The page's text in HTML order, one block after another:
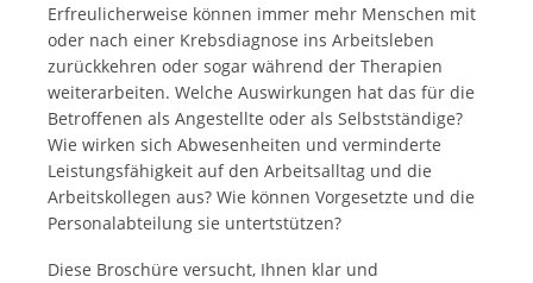
Erfreulicherweise können immer mehr Menschen mit
oder nach einer Krebsdiagnose ins Arbeitsleben
zurückkehren oder sogar während der Therapien
weiterarbeiten. Welche Auswirkungen hat das für die
Betroffenen als Angestellte oder als Selbstständige?
Wie wirken sich Abwesenheiten und verminderte
Leistungsfähigkeit auf den Arbeitsalltag und die
Arbeitskollegen aus? Wie können Vorgesetzte und die
Personalabteilung sie untertstützen?
Diese Broschüre versucht, Ihnen klar und